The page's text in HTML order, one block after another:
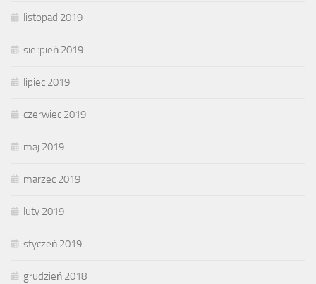
listopad 2019
sierpień 2019
lipiec 2019
czerwiec 2019
maj 2019
marzec 2019
luty 2019
styczeń 2019
grudzień 2018